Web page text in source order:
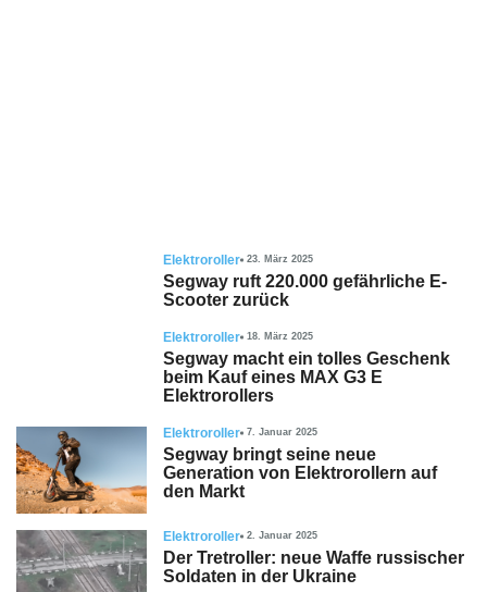
Elektroroller 23. März 2025
Segway ruft 220.000 gefährliche E-
Scooter zurück
Elektroroller 18. März 2025
Segway macht ein tolles Geschenk
beim Kauf eines MAX G3 E
Elektrorollers
Elektroroller 7. Januar 2025
Segway bringt seine neue
Generation von Elektrorollern auf
den Markt
Elektroroller 2. Januar 2025
Der Tretroller: neue Waffe russischer
Soldaten in der Ukraine